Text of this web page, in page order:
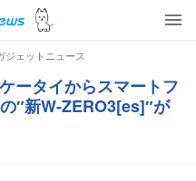
ジェットニュース
ータイからスマートフ
″新W-ZERO3[es]″が